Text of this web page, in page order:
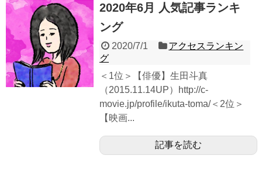
2020年6月 人気記事ランキ
ング
2020/7/1
アクセスランキン
グ
＜1位＞【俳優】生田斗真
（2015.11.14UP）http://c-
movie.jp/profile/ikuta-toma/＜2位＞
【映画...
記事を読む